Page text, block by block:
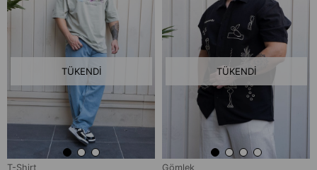
TÜKENDI
T-Shirt
TÜKENDI
Gömlek